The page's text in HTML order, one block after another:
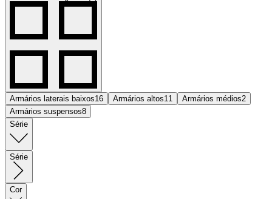
Armários laterais baixos16 Armários altos11 Armários médios2
Armários suspensos8
Série
Série
Cor